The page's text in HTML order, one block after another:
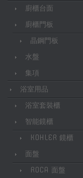
廚櫃台面
廚櫃門板
晶鋼門板
水盤
集項
浴室用品
浴室套裝櫃
智能鏡櫃
KOHLER 鏡櫃
面盤
ROCA 面盤